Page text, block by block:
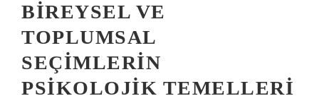
BIREYSEL VE
TOPLUMSAL
SEÇIMLERIN
PSIKOLOJIK TEMELLERI